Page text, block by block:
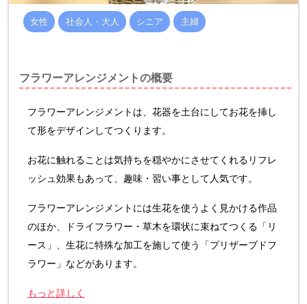
女性 社会人・大人 シニア 主婦
フラワーアレンジメントの概要
フラワーアレンジメントは、花器を土台にしてお花を挿し
て形をデザインしてつくります。
お花に触れることは気持ちを穏やかにさせてくれるリフレ
ッシュ効果もあって、趣味・習い事として人気です。
フラワーアレンジメントには生花を使うよく見かける作品
のほか、ドライフラワー・草木を環状に束ねてつくる「リ
ース」、生花に特殊な加工を施して使う「プリザーブドフ
ラワー」などがあります。
もっと詳しく